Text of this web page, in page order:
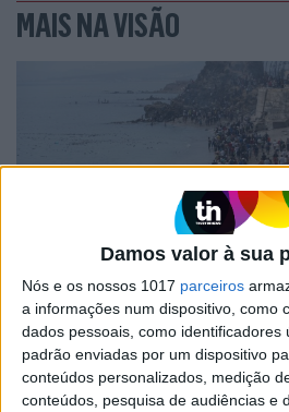
Damos valor à sua
Nós e os nossos 1017 parceiros
a informações num dispositivo, como
dados pessoais, como identificadores
padrão enviadas por um dispositivo
conteúdos personalizados, medição
conteúdos, pesquisa de audiências e
MAIS NA VISÃO
OPINIÃO
Ceuta e os idiotas
trumpismo na Europa